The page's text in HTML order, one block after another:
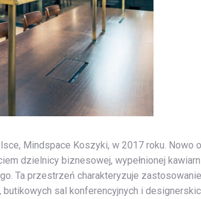
Mindspace Koszyki, w 2017 roku. Nowo
dzielnicy biznesowej, wypełnionej
Ta przestrzeń charakteryzuje
sal konferencyjnych i